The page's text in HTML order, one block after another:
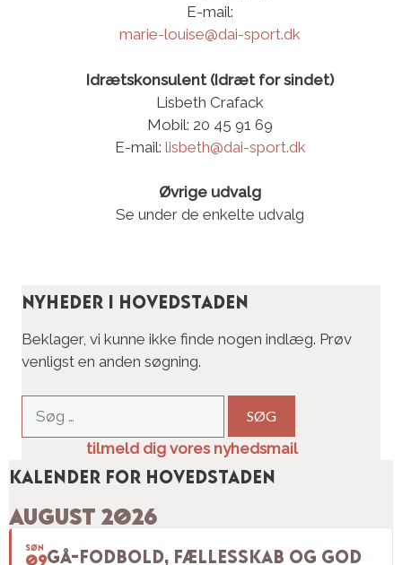
E-mail:
marie-louise@dai-sport.dk
Idrætskonsulent (Idræt for sindet)
Lisbeth Crafack
Mobil: 20 45 91 69
E-mail: lisbeth@dai-sport.dk
Øvrige udvalg
Se under de enkelte udvalg
Nyheder i Hovedstaden
Beklager, vi kunne ikke finde nogen indlæg. Prøv
venligst en anden søgning.
efter:
tilmeld dig vores nyhedsmail
Kalender for hovedstaden
AUGUST 2026
SØN
09GÅ-FODBOLD, FÆLLESSKAB OG GOD